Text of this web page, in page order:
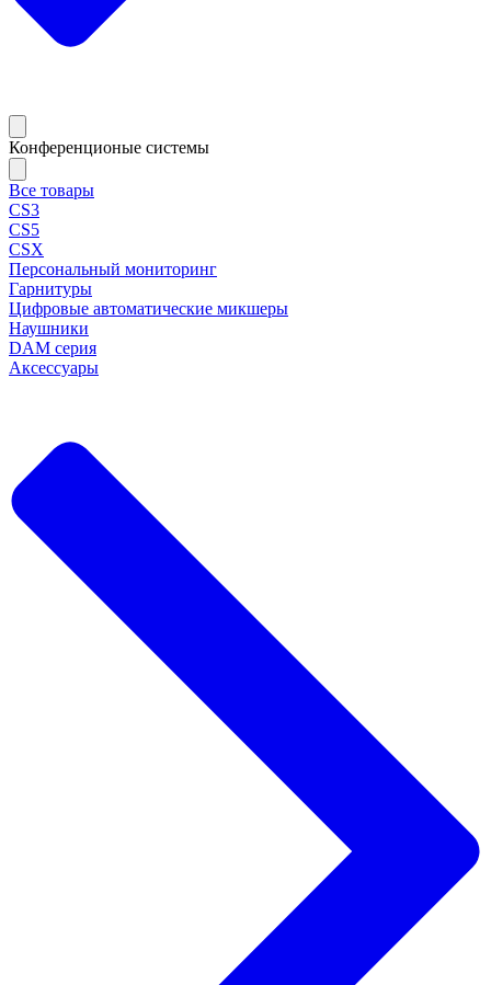
Конференционые системы
Все товары
CS3
CS5
CSX
Персональный мониторинг
Гарнитуры
Цифровые автоматические микшеры
Наушники
DAM серия
Аксессуары